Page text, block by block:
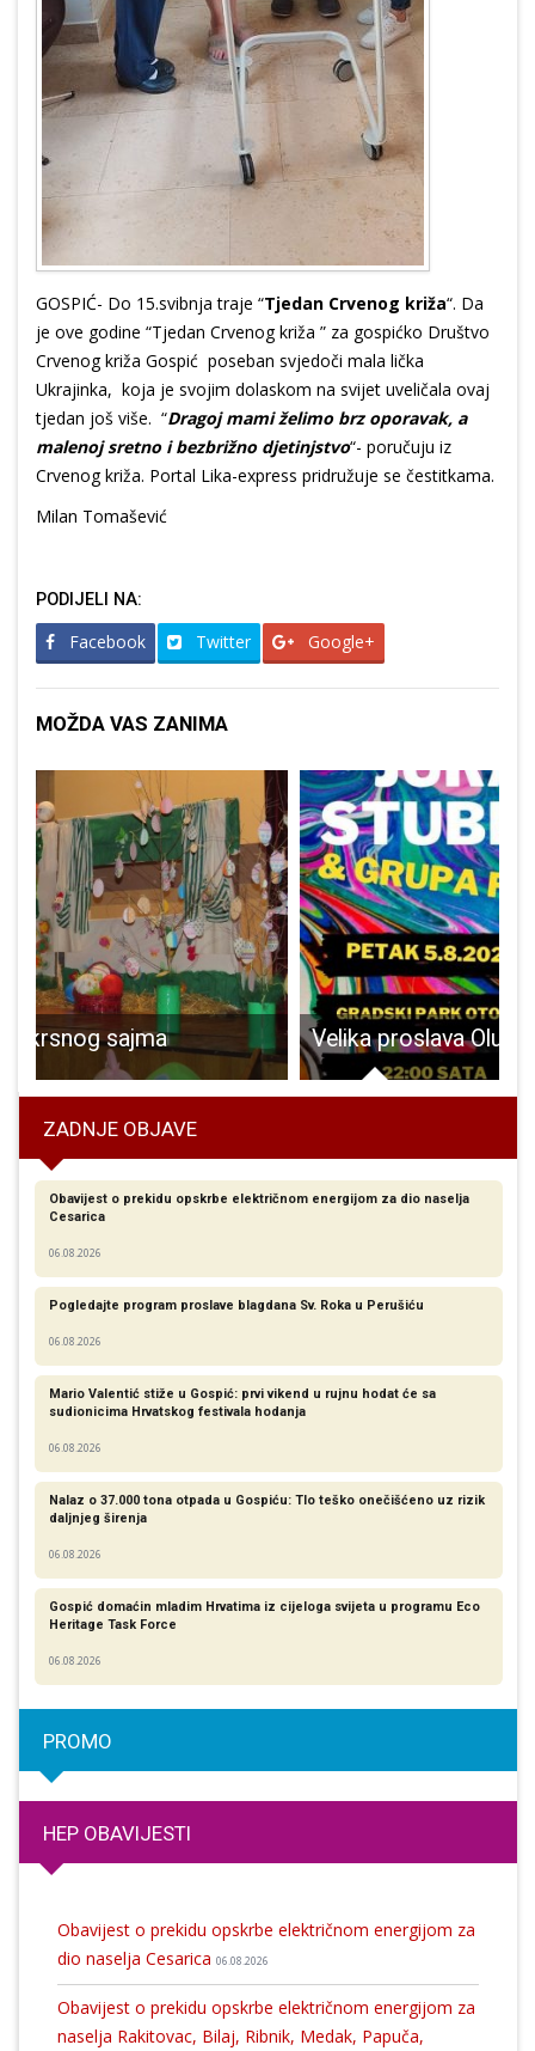
GOSPIĆ- Do 15.svibnja traje “Tjedan Crvenog križa“. Da
je ove godine “Tjedan Crvenog križa ” za gospićko Društvo
Crvenog križa Gospić poseban svjedoči mala lička
Ukrajinka, koja je svojim dolaskom na svijet uveličala ovaj
tjedan još više. “Dragoj mami želimo brz oporavak, a
malenoj sretno i bezbrižno djetinjstvo“- poručuju iz
Crvenog križa. Portal Lika-express pridružuje se čestitkama.
Milan Tomašević
PODIJELI NA:
Facebook Twitter Google+
MOŽDA VAS ZANIMA
Velika proslava Oluje u Otočcu
ZADNJE OBJAVE
Obavijest o prekidu opskrbe električnom energijom za dio naselja
Cesarica
06.08.2026
Pogledajte program proslave blagdana Sv. Roka u Perušiću
06.08.2026
Mario Valentić stiže u Gospić: prvi vikend u rujnu hodat će sa
sudionicima Hrvatskog festivala hodanja
06.08.2026
Nalaz o 37.000 tona otpada u Gospiću: Tlo teško onečišćeno uz rizik
daljnjeg širenja
06.08.2026
Gospić domaćin mladim Hrvatima iz cijeloga svijeta u programu Eco
Heritage Task Force
06.08.2026
PROMO
HEP OBAVIJESTI
Obavijest o prekidu opskrbe električnom energijom za
dio naselja Cesarica 06.08.2026
Obavijest o prekidu opskrbe električnom energijom za
naselja Rakitovac, Bilaj, Ribnik, Medak, Papuča,